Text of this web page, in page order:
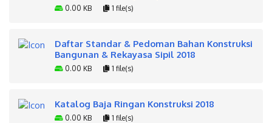
0.00 KB 1 file(s)
Daftar Standar & Pedoman Bahan Konstruksi
Bangunan & Rekayasa Sipil 2018
0.00 KB 1 file(s)
Katalog Baja Ringan Konstruksi 2018
0.00 KB 1 file(s)